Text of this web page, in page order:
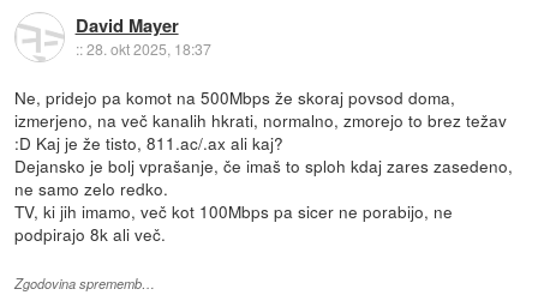
David Mayer
::28. okt 2025, 18:37
Ne, pridejo pa komot na 500Mbps že skoraj povsod doma,
izmerjeno, na več kanalih hkrati, normalno, zmorejo to brez težav
:D Kaj je že tisto, 811.ac/.ax ali kaj?
Dejansko je bolj vprašanje, če imaš to sploh kdaj zares zasedeno,
ne samo zelo redko.
TV, ki jih imamo, več kot 100Mbps pa sicer ne porabijo, ne
podpirajo 8k ali več.
Zgodovina sprememb…